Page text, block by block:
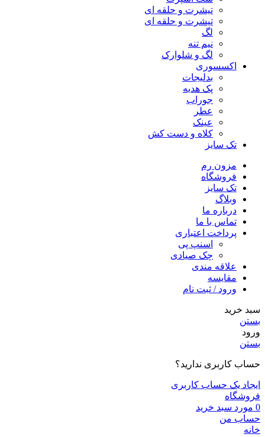
تیشرت و حلقه ای
تیشرت و حلقه ای
لگ
نیم تنه
لگ و شلوارک
اکسسوری
بدلیجات
پک هدیه
جوراب
عطر
عینک
کلاه و دست کش
تک سایز
مزون رم
فروشگاه
تک سایز
وبلاگ
درباره ما
تماس با ما
پرداخت اعتباری
اسنپ پی
چک صیادی
علاقه مندی
مقايسه
ورود / ثبت نام
سبد خرید
بستن
ورود
بستن
حساب کاربری ندارید؟
ایجاد یک حساب کاربری
فروشگاه
0 مورد سبد خرید
حساب من
خانه